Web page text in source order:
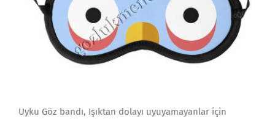
Uyku Göz bandı, Işıktan dolayı uyuyamayanlar için